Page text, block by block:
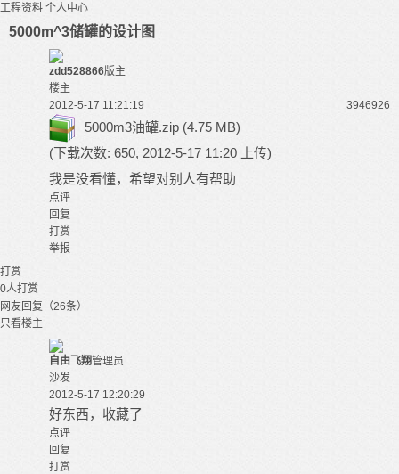
工程资料 个人中心
5000m^3储罐的设计图
zdd528866版主
楼主
2012-5-17 11:21:19
3946926
5000m3油罐.zip (4.75 MB)
(下载次数: 650, 2012-5-17 11:20 上传)
我是没看懂，希望对别人有帮助
点评
回复
打赏
举报
打赏
0人打赏
网友回复（26条）
只看楼主
自由飞翔管理员
沙发
2012-5-17 12:20:29
好东西，收藏了
点评
回复
打赏